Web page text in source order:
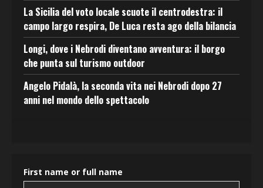
La Sicilia del voto locale scuote il centrodestra: il
campo largo respira, De Luca resta ago della bilancia
Longi, dove i Nebrodi diventano avventura: il borgo
che punta sul turismo outdoor
Angelo Pidalà, la seconda vita nei Nebrodi dopo 27
anni nel mondo dello spettacolo
First name or full name